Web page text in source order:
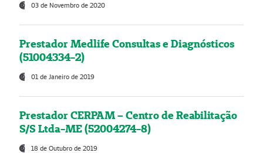
03 de Novembro de 2020
Prestador Medlife Consultas e Diagnósticos
(51004334-2)
01 de Janeiro de 2019
Prestador CERPAM – Centro de Reabilitação
S/S Ltda-ME (52004274-8)
18 de Outubro de 2019